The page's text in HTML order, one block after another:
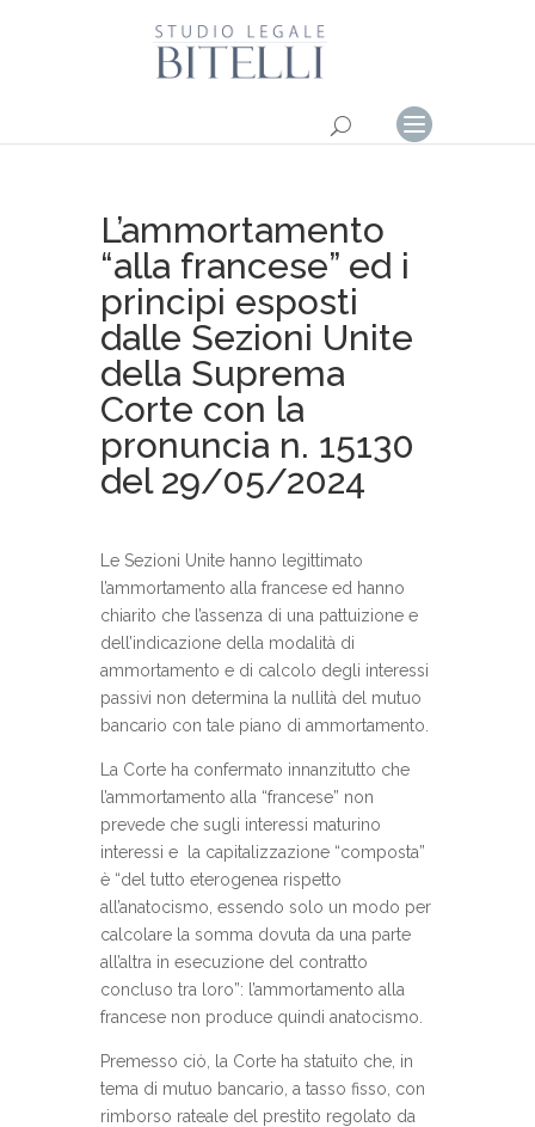
L’ammortamento
“alla francese” ed i
principi esposti
dalle Sezioni Unite
della Suprema
Corte con la
pronuncia n. 15130
del 29/05/2024
Le Sezioni Unite hanno legittimato
l’ammortamento alla francese ed hanno
chiarito che l’assenza di una pattuizione e
dell’indicazione della modalità di
ammortamento e di calcolo degli interessi
passivi non determina la nullità del mutuo
bancario con tale piano di ammortamento.
La Corte ha confermato innanzitutto che
l’ammortamento alla “francese” non
prevede che sugli interessi maturino
interessi e la capitalizzazione “composta”
è “del tutto eterogenea rispetto
all’anatocismo, essendo solo un modo per
calcolare la somma dovuta da una parte
all’altra in esecuzione del contratto
concluso tra loro”: l’ammortamento alla
francese non produce quindi anatocismo.
Premesso ciò, la Corte ha statuito che, in
tema di mutuo bancario, a tasso fisso, con
rimborso rateale del prestito regolato da